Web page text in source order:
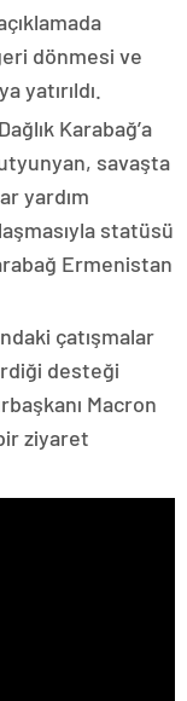
dönmesi ve
yatırıldı.
Karabağ’a
savaşta
yardım
statüsü
Ermenistan
çatışmalar
desteği
Macron
ziyaret